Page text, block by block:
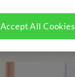
Accept All Cookies